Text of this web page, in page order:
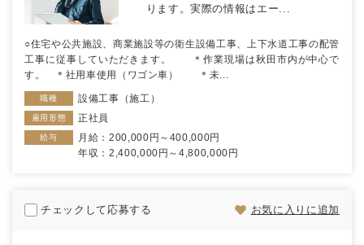
ります。実際の情報はエー...
○住宅や公共施設、商業施設等の衛生設備工事、上下水道工事の配管
工事に従事していただきます。 ＊作業現場は秋田市内が中心で
す。 ＊社用車使用（ワゴン車） ＊未...
職種 設備工事（施工）
雇用形態 正社員
給与
月給：200,000円～400,000円
年収：2,400,000円～4,800,000円
チェックして応募する お気に入りに追加